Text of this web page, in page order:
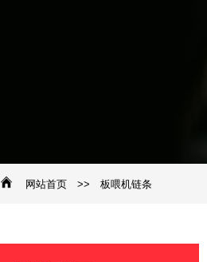
网站首页 >> 板喂机链条